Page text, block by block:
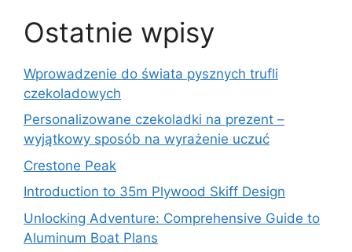
Ostatnie wpisy
Wprowadzenie do świata pysznych trufli
czekoladowych
Personalizowane czekoladki na prezent –
wyjątkowy sposób na wyrażenie uczuć
Crestone Peak
Introduction to 35m Plywood Skiff Design
Unlocking Adventure: Comprehensive Guide to
Aluminum Boat Plans